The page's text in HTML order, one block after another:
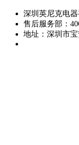
深圳英尼克电器
售后服务部：
地址：深圳市